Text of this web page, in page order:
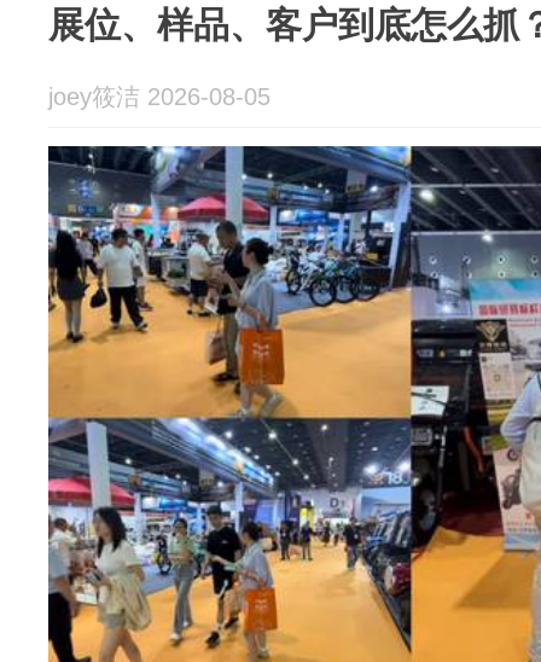
展位、样品、客户到底怎么抓
joey筱洁 2026-08-05